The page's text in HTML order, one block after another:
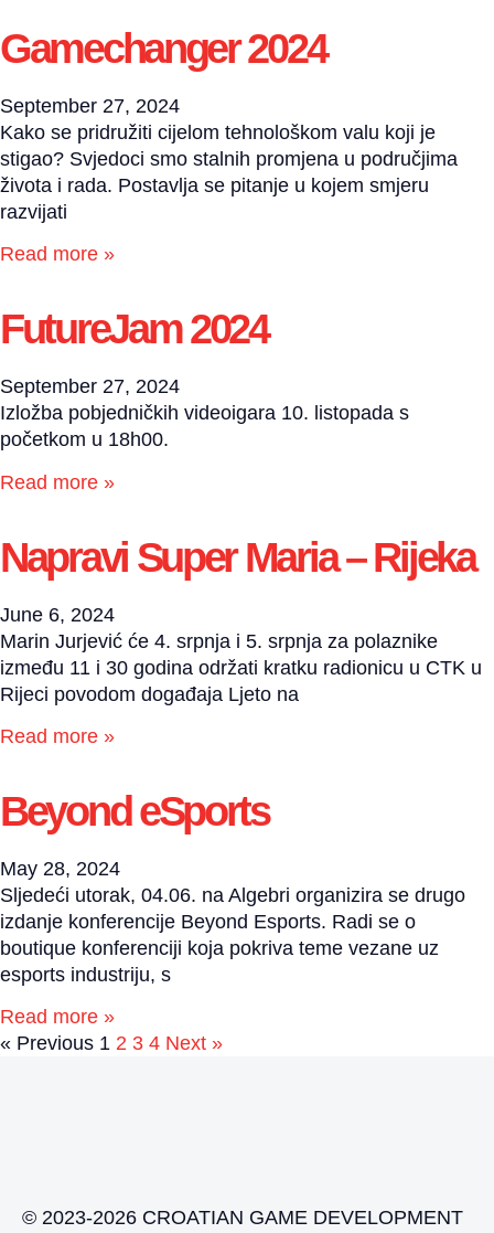
Gamechanger 2024
September 27, 2024
Kako se pridružiti cijelom tehnološkom valu koji je
stigao? Svjedoci smo stalnih promjena u područjima
života i rada. Postavlja se pitanje u kojem smjeru
razvijati
Read more »
FutureJam 2024
September 27, 2024
Izložba pobjedničkih videoigara 10. listopada s
početkom u 18h00.
Read more »
Napravi Super Maria – Rijeka
June 6, 2024
Marin Jurjević će 4. srpnja i 5. srpnja za polaznike
između 11 i 30 godina održati kratku radionicu u CTK u
Rijeci povodom događaja Ljeto na
Read more »
Beyond eSports
May 28, 2024
Sljedeći utorak, 04.06. na Algebri organizira se drugo
izdanje konferencije Beyond Esports. Radi se o
boutique konferenciji koja pokriva teme vezane uz
esports industriju, s
Read more »
« Previous 1 2 3 4 Next »
© 2023-2026 CROATIAN GAME DEVELOPMENT